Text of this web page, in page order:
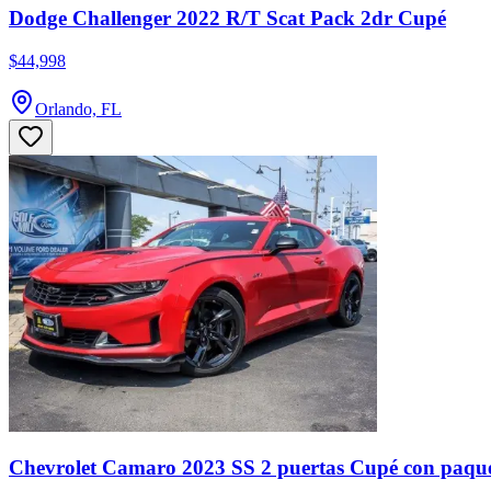
Dodge Challenger 2022 R/T Scat Pack 2dr Cupé
$44,998
Orlando, FL
Chevrolet Camaro 2023 SS 2 puertas Cupé con